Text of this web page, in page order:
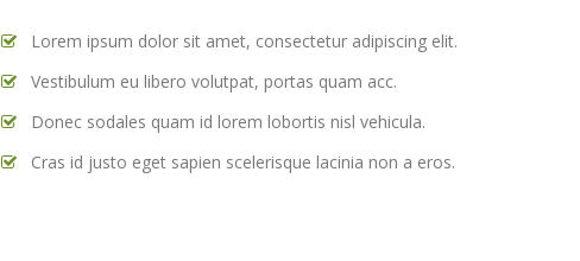
Lorem ipsum dolor sit amet, consectetur adipiscing elit.
Vestibulum eu libero volutpat, portas quam acc.
Donec sodales quam id lorem lobortis nisl vehicula.
Cras id justo eget sapien scelerisque lacinia non a eros.